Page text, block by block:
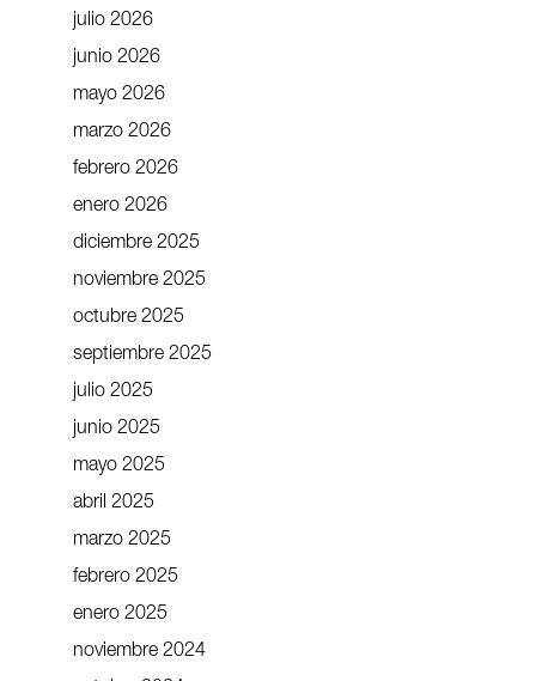
julio 2026
junio 2026
mayo 2026
marzo 2026
febrero 2026
enero 2026
diciembre 2025
noviembre 2025
octubre 2025
septiembre 2025
julio 2025
junio 2025
mayo 2025
abril 2025
marzo 2025
febrero 2025
enero 2025
noviembre 2024